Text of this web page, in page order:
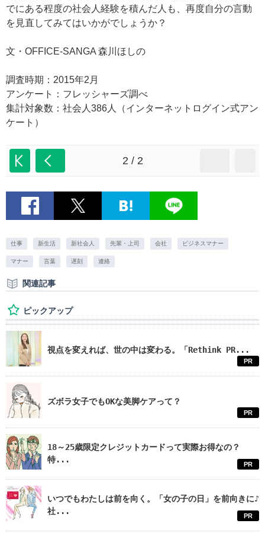
でにある程度の社会人経験を積んだ人も、再度自分の言動
を見直してみてはいかがでしょうか？
文・OFFICE-SANGA 森川ほしの
調査時期：2015年2月
アンケート：フレッシャーズ調べ
集計対象数：社会人386人（インターネットログイン式アン
ケート）
2 / 2
仕事 新生活 新社会人 先輩・上司 会社 ビジネスマナー
マナー 言葉 遅刻 連絡
関連記事
ピックアップ
視点を変えれば、世の中は変わる。「Rethink PR...
PR
ズボラ女子でもOKな美脚ケアって？
PR
18～25歳限定クレジットカードって実際お得なの？
特...
PR
いつでもわたしは前を向く。「女の子の日」を前向きに♪
社...
PR